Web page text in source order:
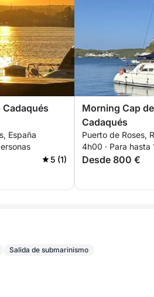
España
5 (1)
Morning Cap
Cadaqués
Puerto de Roses,
4h00 · Para hasta
Desde 800 €
Salida de submarinismo